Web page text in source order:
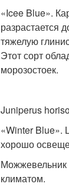
«Icee Blue».
разрастается
тяжелую
Этот сорт
морозостоек.
Juniperus
«Winter Blue».
хорошо
Можжевельник
климатом.